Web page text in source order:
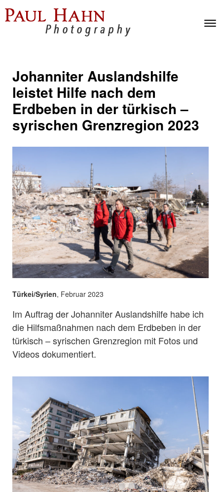
Johanniter Auslandshilfe
leistet Hilfe nach dem
Erdbeben in der türkisch –
syrischen Grenzregion 2023
Türkei/Syrien, Februar 2023
Im Auftrag der Johanniter Auslandshilfe habe ich
die Hilfsmaßnahmen nach dem Erdbeben in der
türkisch – syrischen Grenzregion mit Fotos und
Videos dokumentiert.